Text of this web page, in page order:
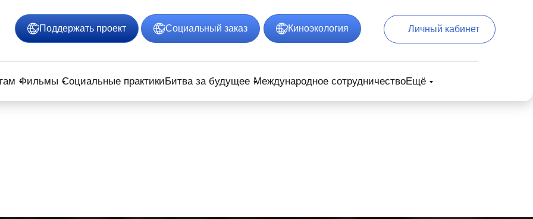
Фильмы Социальные практикиБитва за будущее Международное сотрудничествоЕщё
Личный кабинет
Социальный заказ
Поддержать проект Киноэкология